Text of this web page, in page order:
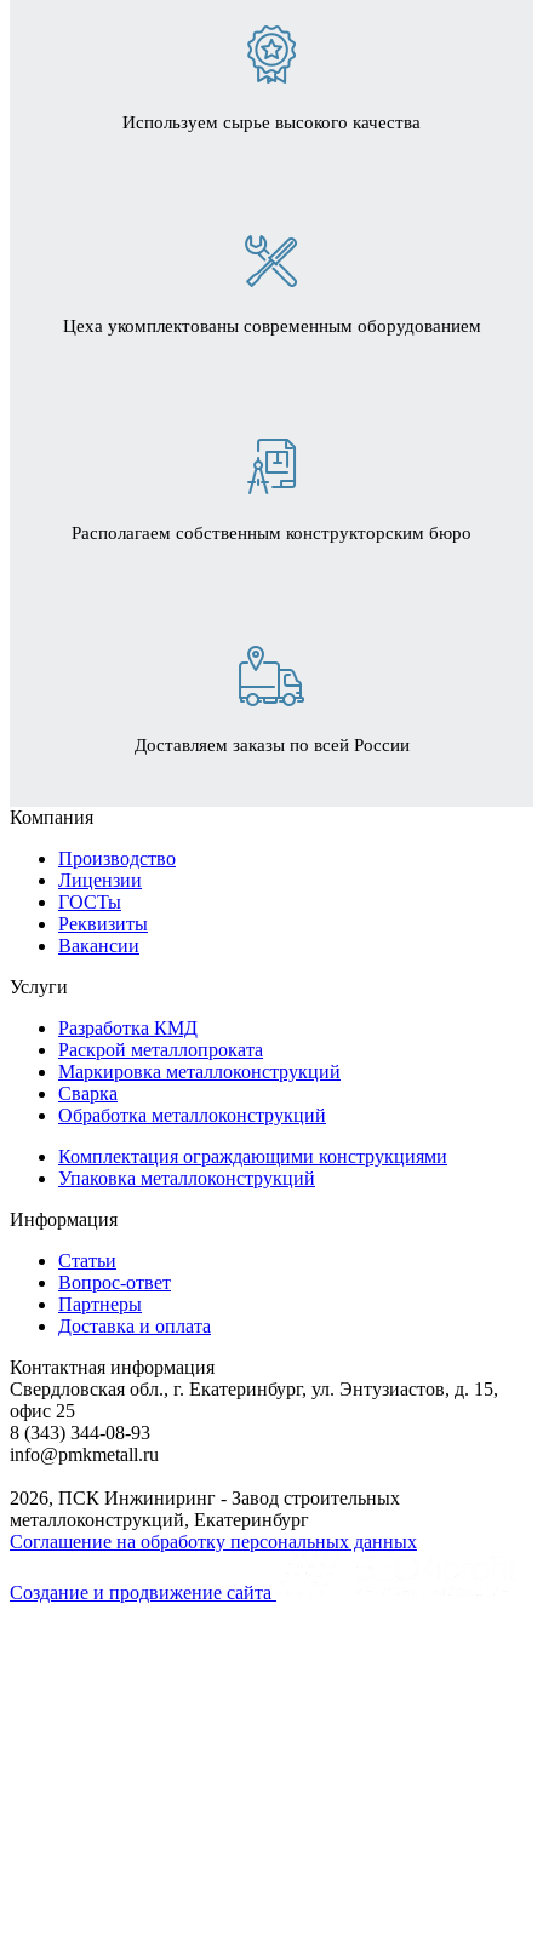
Используем сырье высокого качества
Цеха укомплектованы современным оборудованием
Располагаем собственным конструкторским бюро
Доставляем заказы по всей России
Компания
Производство
Лицензии
ГОСТы
Реквизиты
Вакансии
Услуги
Разработка КМД
Раскрой металлопроката
Маркировка металлоконструкций
Сварка
Обработка металлоконструкций
Комплектация ограждающими конструкциями
Упаковка металлоконструкций
Информация
Статьи
Вопрос-ответ
Партнеры
Доставка и оплата
Контактная информация
Свердловская обл., г. Екатеринбург, ул. Энтузиастов, д. 15,
офис 25
8 (343) 344-08-93
info@pmkmetall.ru
2026, ПСК Инжиниринг - Завод строительных
металлоконструкций, Екатеринбург
Соглашение на обработку персональных данных
Создание и продвижение сайта